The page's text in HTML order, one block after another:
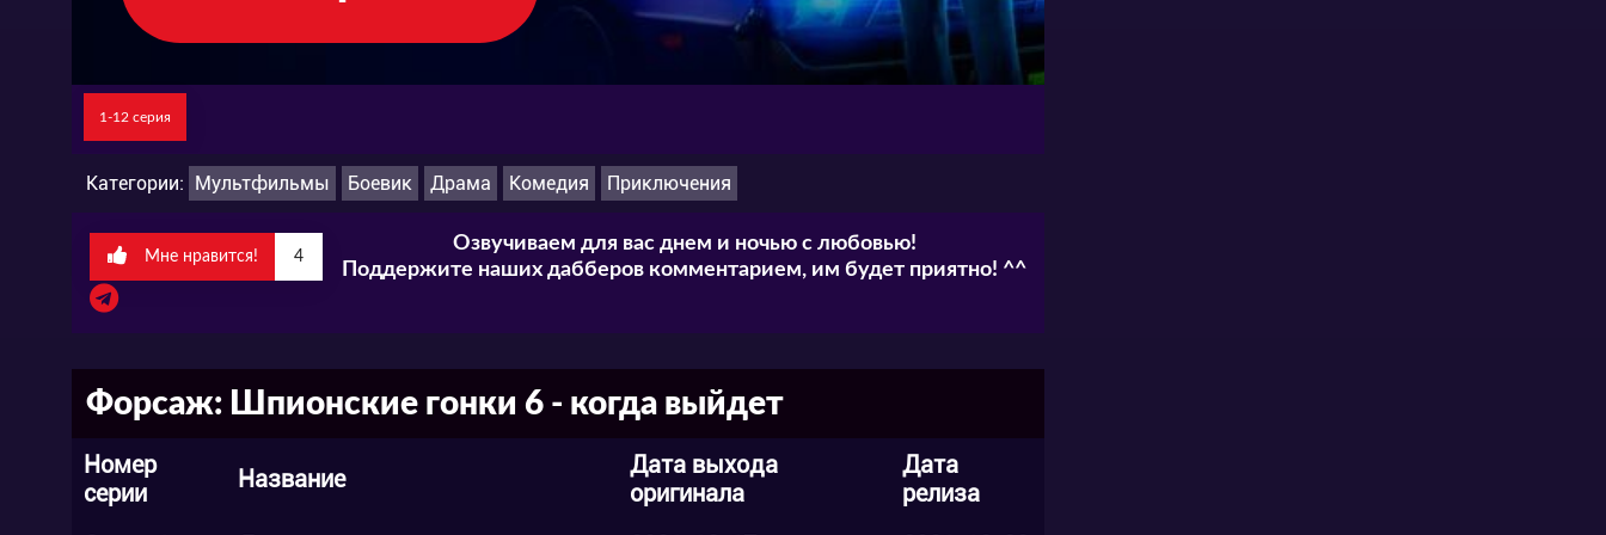
составить план, чтобы спасти друга, устроив очередную сверхскоростную погоню по
автобану. Кроме того, им предстоит обезвредить бомбу, иначе она растопит ледники,
и мир погрузится под воду.
1-12 серия
Категории: Мультфильмы Боевик Драма Комедия Приключения
Мне нравится! 4
Озвучиваем для вас днем и ночью с любовью!
Поддержите наших дабберов комментарием, им будет приятно! ^^
Форсаж: Шпионские гонки 6 - когда выйдет
Номер
серии
Название
Дата выхода
оригинала
Дата
релиза